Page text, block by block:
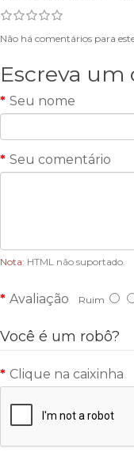
Não há comentários para
Escreva
Seu nome
Seu comentário
Nota: HTML não suportado.
Avaliação Ruim
Você é um robô?
Clique na caixinha